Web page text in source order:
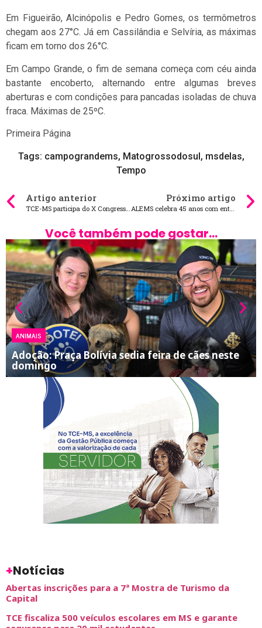
Em Figueirão, Alcinópolis e Pedro Gomes, os termômetros
chegam aos 27°C. Já em Cassilândia e Selvíria, as máximas
ficam em torno dos 26°C.
Em Campo Grande, o fim de semana começa com céu ainda
bastante encoberto, alternando entre algumas breves
aberturas e com condições para pancadas isoladas de chuva
fraca. Máximas de 25ºC.
Primeira Página
Tags: campograndems, Matogrossodosul, msdelas,
Tempo
Artigo anterior
TCE-MS participa do X Congresso Internacional de Controle e Políticas Públicas em MG
Próximo artigo
ALEMS celebra 45 anos com entrega de estacionamento vertical e livro histórico
Você também pode gostar...
ANIMAIS
Adoção: Praça Bolívia sedia feira de cães neste
domingo
+Notícias
Abertas inscrições para a 7ª Mostra de Turismo da
Capital
TCE fiscaliza 500 veículos escolares em MS e garante